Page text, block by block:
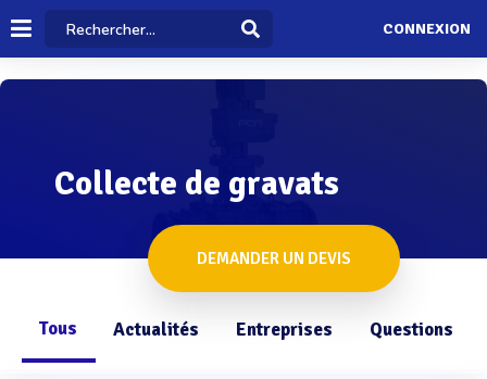
CONNEXION
Collecte de gravats
DEMANDER UN DEVIS
Tous Actualités Entreprises Questions